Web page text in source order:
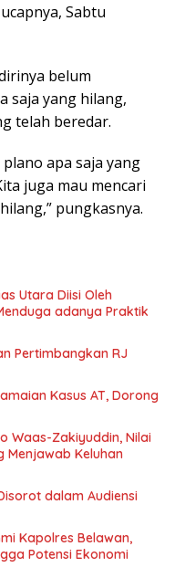
Sabtu
belum
saja yang hilang,
telah beredar.
apa saja yang
juga mau mencari
pungkasnya.
Utara Diisi Oleh
adanya Praktik
Pertimbangkan RJ
Kasus AT, Dorong
Waas-Zakiyuddin, Nilai
Menjawab Keluhan
dalam Audiensi
Kapolres Belawan,
Potensi Ekonomi